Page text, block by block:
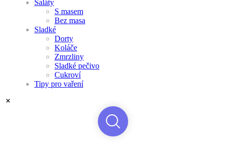
Saláty
S masem
Bez masa
Sladké
Dorty
Koláče
Zmrzliny
Sladké pečivo
Cukroví
Tipy pro vaření